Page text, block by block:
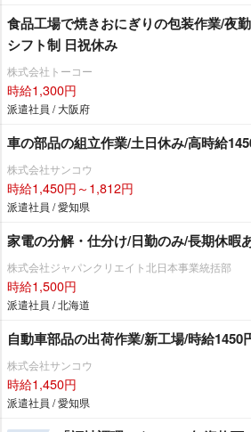
食品工場で焼きおにぎりの包装作業/夜
シフト制 日祝休み
株式会社トーコー
時給1,300円
派遣社員 / 大阪府
車の部品の組立作業/土日休み/高時給
株式会社サンコウ
時給1,450円～1,812円
派遣社員 / 愛知県
家電の分解・仕分け/日勤のみ/長期休暇
株式会社ジャパンクリエイト北日本事業統括部
時給1,500円
派遣社員 / 北海道
自動車部品の出荷作業/新工場/時給1450
株式会社サンコウ
時給1,450円
派遣社員 / 愛知県